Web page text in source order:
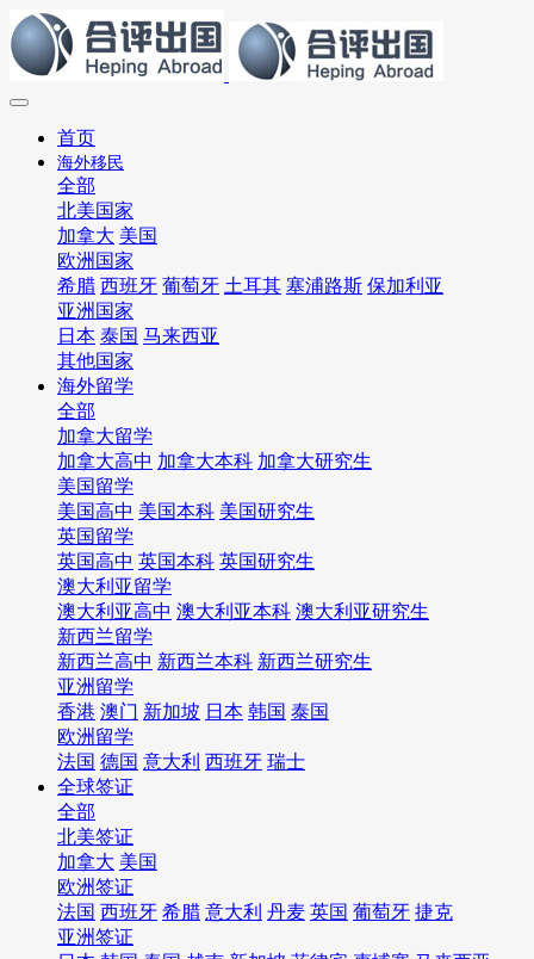
首页
海外移民
全部
北美国家
加拿大 美国
欧洲国家
希腊 西班牙 葡萄牙 土耳其 塞浦路斯 保加利亚
亚洲国家
日本 泰国 马来西亚
其他国家
海外留学
全部
加拿大留学
加拿大高中 加拿大本科 加拿大研究生
美国留学
美国高中 美国本科 美国研究生
英国留学
英国高中 英国本科 英国研究生
澳大利亚留学
澳大利亚高中 澳大利亚本科 澳大利亚研究生
新西兰留学
新西兰高中 新西兰本科 新西兰研究生
亚洲留学
香港 澳门 新加坡 日本 韩国 泰国
欧洲留学
法国 德国 意大利 西班牙 瑞士
全球签证
全部
北美签证
加拿大 美国
欧洲签证
法国 西班牙 希腊 意大利 丹麦 英国 葡萄牙 捷克
亚洲签证